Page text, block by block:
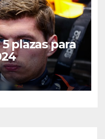
plazas para